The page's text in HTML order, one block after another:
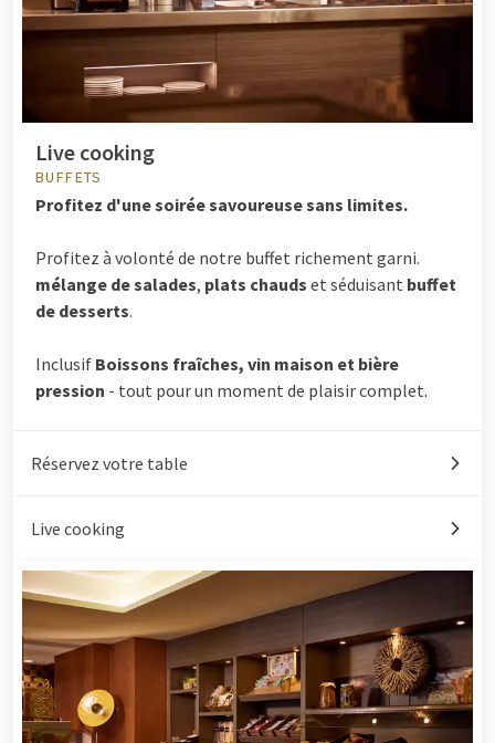
Live cooking
BUFFETS
Profitez d'une soirée savoureuse sans limites.
Profitez à volonté de notre buffet richement garni.
mélange de salades, plats chauds et séduisant buffet
de desserts.
Inclusif Boissons fraîches, vin maison et bière
pression - tout pour un moment de plaisir complet.
Réservez votre table
Live cooking